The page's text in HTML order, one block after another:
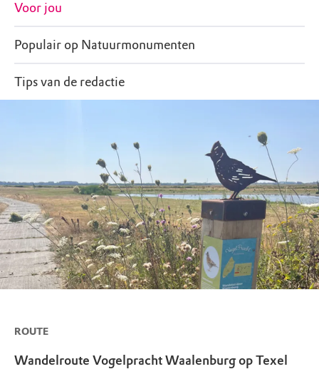
Voor jou
Populair op Natuurmonumenten
Tips van de redactie
ROUTE
Wandelroute Vogelpracht Waalenburg op Texel